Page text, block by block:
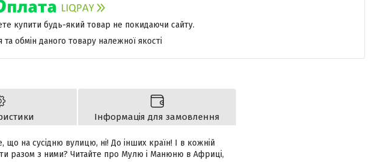
купити будь-який товар не покидаючи сайту.
обмін даного товару належної якості
Інформація для замовлення
на сусідню вулицю, ні! До інших країн! І в кожній
разом з ними? Читайте про Мулю і Манюню в Африці,